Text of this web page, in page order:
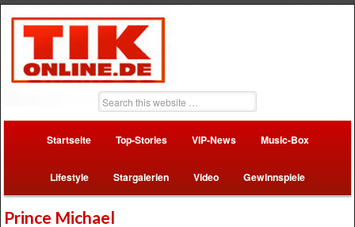
Startseite Top-Stories VIP-News Music-Box
Lifestyle Stargalerien Video Gewinnspiele
Prince Michael